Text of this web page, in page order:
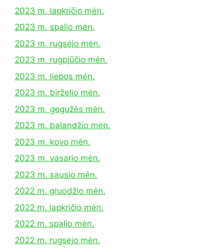
2023 m. lapkričio mėn.
2023 m. spalio mėn.
2023 m. rugsėjo mėn.
2023 m. rugpjūčio mėn.
2023 m. liepos mėn.
2023 m. birželio mėn.
2023 m. gegužės mėn.
2023 m. balandžio mėn.
2023 m. kovo mėn.
2023 m. vasario mėn.
2023 m. sausio mėn.
2022 m. gruodžio mėn.
2022 m. lapkričio mėn.
2022 m. spalio mėn.
2022 m. rugsėjo mėn.